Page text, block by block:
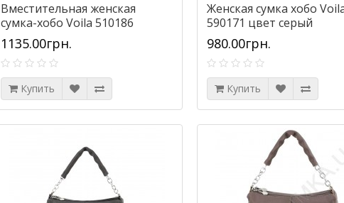
Вместительная женская
сумка-хобо Voila 510186
бежевая
1135.00грн.
Купить
Женская сумка хобо
590171 цвет серый
980.00грн.
Купить